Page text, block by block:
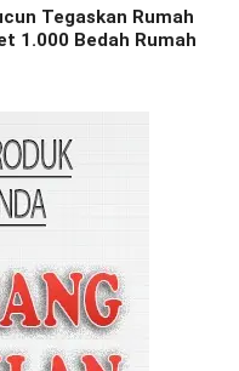
Tegaskan Rumah
1.000 Bedah Rumah